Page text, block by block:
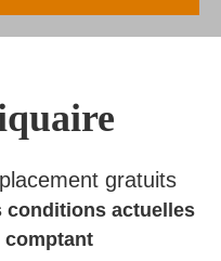
gratuits
conditions actuelles
comptant